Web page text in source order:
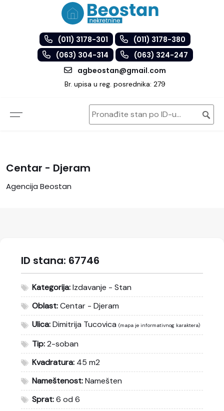
(011) 3178-301
(011) 3178-380
(063) 304-314
(063) 324-247
agbeostan@gmail.com
Br. upisa u reg. posrednika: 279
Centar - Djeram
Agencija Beostan
ID stana: 67746
Kategorija:Izdavanje - Stan
Oblast:Centar - Djeram
Ulica:Dimitrija Tucovica (mapa je informativnog karaktera)
Tip:2-soban
Kvadratura: 45 m2
Nameštenost:Namešten
Sprat:6 od 6